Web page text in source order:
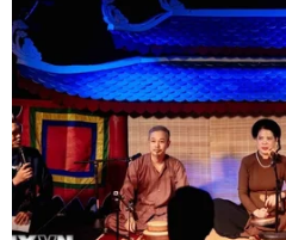
TIN LIÊN QUAN